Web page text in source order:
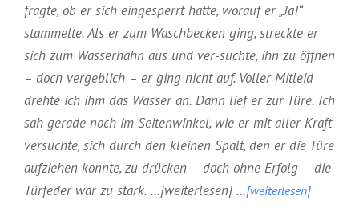
fragte, ob er sich eingesperrt hatte, worauf er „Ja!“
stammelte. Als er zum Waschbecken ging, streckte er
sich zum Wasserhahn aus und ver-suchte, ihn zu öffnen
– doch vergeblich – er ging nicht auf. Voller Mitleid
drehte ich ihm das Wasser an. Dann lief er zur Türe. Ich
sah gerade noch im Seitenwinkel, wie er mit aller Kraft
versuchte, sich durch den kleinen Spalt, den er die Türe
aufziehen konnte, zu drücken – doch ohne Erfolg – die
Türfeder war zu stark. …[weiterlesen] …[weiterlesen]